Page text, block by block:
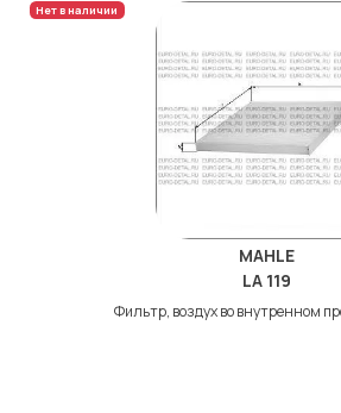
Нет в наличии
MAHLE
LA 119
Фильтр, воздух во внутренном